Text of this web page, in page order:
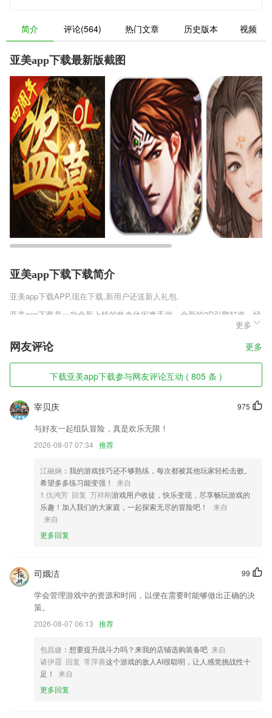
简介 评论(564) 热门文章 历史版本 视频
亚美app下载最新版截图
亚美app下载下载简介
亚美app下载APP,现在下载,新用户还送新人礼包.
亚美app下载是一款全新上线的热血休闲类手游，全新的3D引擎打造，经
典的仙侠元素玩法，自由交易，360度无锁视角战斗，游戏制作精良，自
由交易，玩法多样，力求为玩家呈现一个精彩纷呈的仙侠世界。少日常，
重PK,副本全都掉，一分钱不花一样称霸全服!铸剑手游为玩家打造了一个
端游级别的仙侠冒险世界，同时还有各种神兽坐骑、羽翼时装的手机养成
元素，热血跨服战，千人仙盟对决玩法，喜欢的小伙伴一定不要错过!
1,互动与提问
2,百万答题趣味闯关竞赛学习，提高小学生数学学习主动性，让孩子爱上
4,收录超全，收藏超丰，一直免费
5,拥有非常智能的系统，可以让用户高效、流畅的进行文字输入;
6,简单操作，有效降低手机温度；
亚美app下载软件优势
2.丰富多样的益智玩法模式让孩子的各方面属性都能得到提升
3.街舞；爵士舞；现代舞；钢管舞；肚皮舞；民族舞；芭蕾舞；瘦身舞
蹈；鬼步舞；古典舞；街舞：Hiphop、Popping机械舞、Breaking霹雳
舞、Locking锁舞、UrbanDance编舞、甩手舞、雷鬼、House；交际舞：
4.题目的难度是从简单到困难，能够有效的帮助用户从容面对考试。
5.云端保存收藏标记、错题记录、练习历史，便捷高效，更有利于复习知
识盲点，助力提分。
更多
网友评论 更多
下载亚美app下载参与网友评论互动 ( 805 条 )
975
宰贝庆
与好友一起组队冒险，真是欢乐无限！
2026-08-07 07:34 推荐
江融娴 ：我的游戏技巧还不够熟练，每次都被其他玩家轻松击败。
希望多多练习能变强！
来自
1.仇鸿芳 回复 万祥刚游戏用户收徒，快乐变现，尽享畅玩游戏的
乐趣！加入我们的大家庭，一起探索无尽的冒险吧！
来自
来自
更多回复
99
司娥洁
学会管理游戏中的资源和时间，以便在需要时能够做出正确的决
策。
2026-08-07 06:13 推荐
包昌婕 ：想要提升战斗力吗？来我的店铺选购装备吧 来自
诸伊霞 回复 常萍善这个游戏的敌人AI很聪明，让人感觉挑战性十
足！
来自
更多回复